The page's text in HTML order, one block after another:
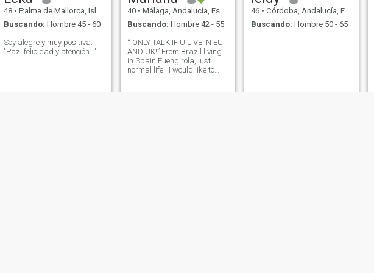
48 • Palma de Mallorca, Islas Baleares, España
Buscando: Hombre 45 - 60
Soy alegre y muy positiva.
"Paz, felicidad y atención..."
40 • Málaga, Andalucía, España
Buscando: Hombre 42 - 55
“ ONLY TALK IF U LIVE IN EU
AND UK!” From Brazil living
in Spain Fuengirola, just
normal life . I would like to
46 • Córdoba, Andalucía, España
Buscando: Hombre 50 - 65